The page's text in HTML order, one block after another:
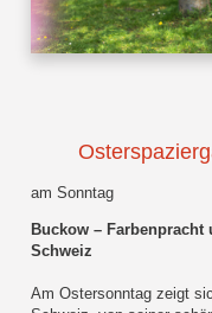
am Sonntag
Buckow –
Schweiz
Am Ostersonntag zeigt